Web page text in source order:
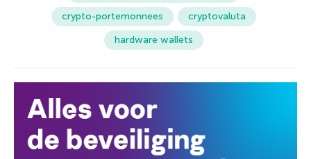
crypto-portemonnees
cryptovaluta
hardware wallets